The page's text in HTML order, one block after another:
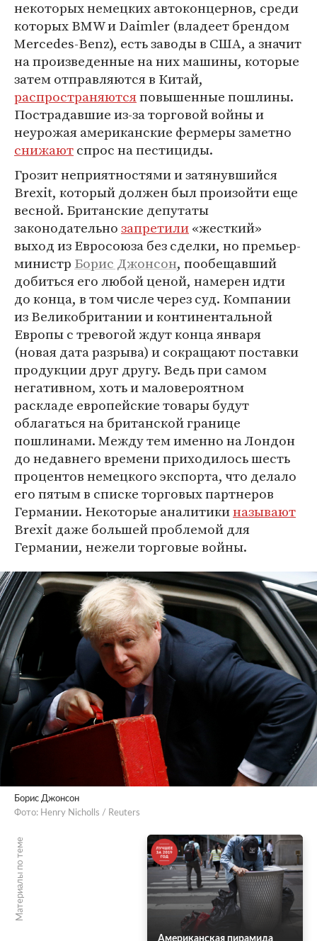
некоторых немецких автоконцернов, среди
которых BMW и Daimler (владеет брендом
Mercedes-Benz), есть заводы в США, а значит
на произведенные на них машины, которые
затем отправляются в Китай,
распространяютсяповышенные пошлины.
Пострадавшие из-за торговой войны и
неурожая американские фермеры заметно
снижаютспрос на пестициды.
Грозит неприятностями и затянувшийся
Brexit, который должен был произойти еще
весной. Британские депутаты
законодательнозапретили«жесткий»
выход из Евросоюза без сделки, но премьер-
министр Борис Джонсон, пообещавший
добиться его любой ценой, намерен идти
до конца, в том числе через суд. Компании
из Великобритании и континентальной
Европы с тревогой ждут конца января
(новая дата разрыва) и сокращают поставки
продукции друг другу. Ведь при самом
негативном, хоть и маловероятном
раскладе европейские товары будут
облагаться на британской границе
пошлинами. Между тем именно на Лондон
до недавнего времени приходилось шесть
процентов немецкого экспорта, что делало
его пятым в списке торговых партнеров
Германии. Некоторые аналитикиназывают
Brexit даже большей проблемой для
Германии, нежели торговые войны.
Борис Джонсон
Фото: Henry Nicholls / Reuters
Материалы по теме